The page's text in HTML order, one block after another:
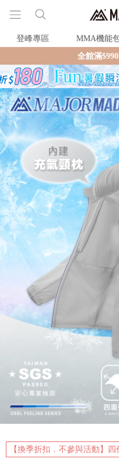
登峰專區 MMA機能
全館滿$990即享免運🛒現
【換季折扣．不參與活動】